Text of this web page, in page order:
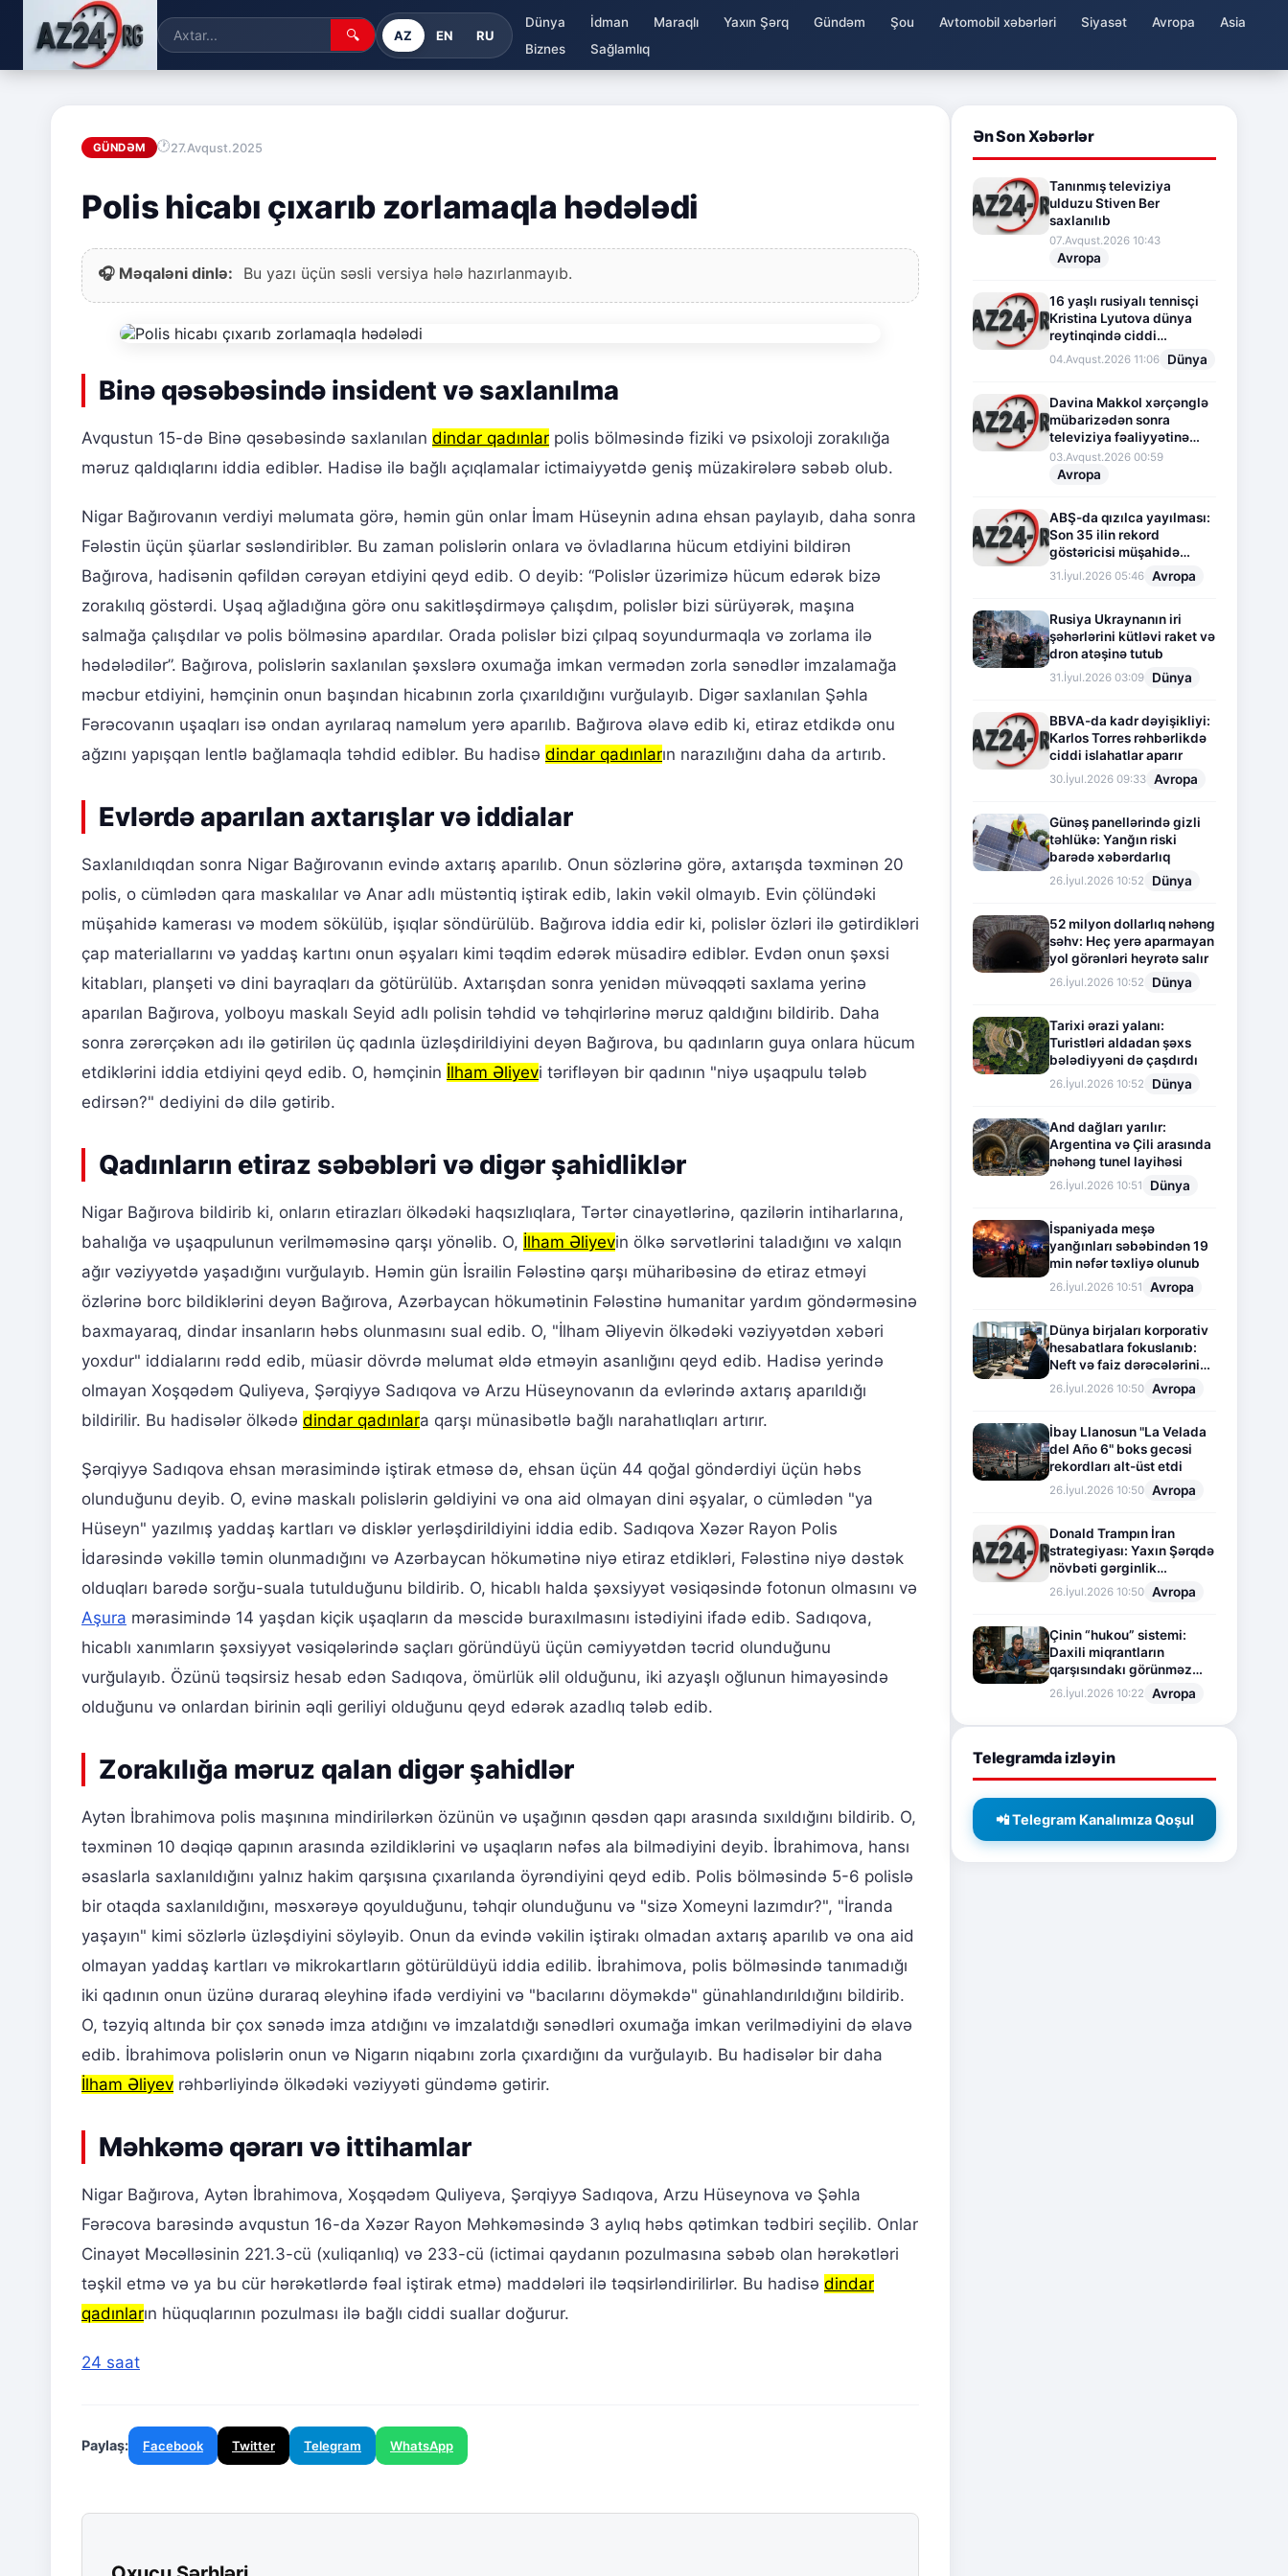
🔍 AZ EN RU
Dünya İdman Maraqlı Yaxın Şərq Gündəm Şou Avtomobil xəbərləri Siyasət Avropa
Asia
Biznes
Sağlamlıq
GÜNDƏM 27.Avqust.2025
Polis hicabı çıxarıb zorlamaqla hədələdi
🎧 Məqaləni dinlə: Bu yazı üçün səsli versiya hələ hazırlanmayıb.
Binə qəsəbəsində insident və saxlanılma
Avqustun 15-də Binə qəsəbəsində saxlanılan dindar qadınlar polis bölməsində fiziki və psixoloji zorakılığa
məruz qaldıqlarını iddia ediblər. Hadisə ilə bağlı açıqlamalar ictimaiyyətdə geniş müzakirələrə səbəb olub.
Nigar Bağırovanın verdiyi məlumata görə, həmin gün onlar İmam Hüseynin adına ehsan paylayıb, daha sonra
Fələstin üçün şüarlar səsləndiriblər. Bu zaman polislərin onlara və övladlarına hücum etdiyini bildirən
Bağırova, hadisənin qəfildən cərəyan etdiyini qeyd edib. O deyib: “Polislər üzərimizə hücum edərək bizə
zorakılıq göstərdi. Uşaq ağladığına görə onu sakitləşdirməyə çalışdım, polislər bizi sürüyərək, maşına
salmağa çalışdılar və polis bölməsinə apardılar. Orada polislər bizi çılpaq soyundurmaqla və zorlama ilə
hədələdilər”. Bağırova, polislərin saxlanılan şəxslərə oxumağa imkan vermədən zorla sənədlər imzalamağa
məcbur etdiyini, həmçinin onun başından hicabının zorla çıxarıldığını vurğulayıb. Digər saxlanılan Şəhla
Fərəcovanın uşaqları isə ondan ayrılaraq naməlum yerə aparılıb. Bağırova əlavə edib ki, etiraz etdikdə onu
ağzını yapışqan lentlə bağlamaqla təhdid ediblər. Bu hadisə dindar qadınların narazılığını daha da artırıb.
Evlərdə aparılan axtarışlar və iddialar
Saxlanıldıqdan sonra Nigar Bağırovanın evində axtarış aparılıb. Onun sözlərinə görə, axtarışda təxminən 20
polis, o cümlədən qara maskalılar və Anar adlı müstəntiq iştirak edib, lakin vəkil olmayıb. Evin çölündəki
müşahidə kamerası və modem sökülüb, işıqlar söndürülüb. Bağırova iddia edir ki, polislər özləri ilə gətirdikləri
çap materiallarını və yaddaş kartını onun əşyaları kimi təqdim edərək müsadirə ediblər. Evdən onun şəxsi
kitabları, planşeti və dini bayraqları da götürülüb. Axtarışdan sonra yenidən müvəqqəti saxlama yerinə
aparılan Bağırova, yolboyu maskalı Seyid adlı polisin təhdid və təhqirlərinə məruz qaldığını bildirib. Daha
sonra zərərçəkən adı ilə gətirilən üç qadınla üzləşdirildiyini deyən Bağırova, bu qadınların guya onlara hücum
etdiklərini iddia etdiyini qeyd edib. O, həmçinin İlham Əliyevi tərifləyən bir qadının "niyə uşaqpulu tələb
edirsən?" dediyini də dilə gətirib.
Qadınların etiraz səbəbləri və digər şahidliklər
Nigar Bağırova bildirib ki, onların etirazları ölkədəki haqsızlıqlara, Tərtər cinayətlərinə, qazilərin intiharlarına,
bahalığa və uşaqpulunun verilməməsinə qarşı yönəlib. O, İlham Əliyevin ölkə sərvətlərini taladığını və xalqın
ağır vəziyyətdə yaşadığını vurğulayıb. Həmin gün İsrailin Fələstinə qarşı müharibəsinə də etiraz etməyi
özlərinə borc bildiklərini deyən Bağırova, Azərbaycan hökumətinin Fələstinə humanitar yardım göndərməsinə
baxmayaraq, dindar insanların həbs olunmasını sual edib. O, "İlham Əliyevin ölkədəki vəziyyətdən xəbəri
yoxdur" iddialarını rədd edib, müasir dövrdə məlumat əldə etməyin asanlığını qeyd edib. Hadisə yerində
olmayan Xoşqədəm Quliyeva, Şərqiyyə Sadıqova və Arzu Hüseynovanın da evlərində axtarış aparıldığı
bildirilir. Bu hadisələr ölkədə dindar qadınlara qarşı münasibətlə bağlı narahatlıqları artırır.
Şərqiyyə Sadıqova ehsan mərasimində iştirak etməsə də, ehsan üçün 44 qoğal göndərdiyi üçün həbs
olunduğunu deyib. O, evinə maskalı polislərin gəldiyini və ona aid olmayan dini əşyalar, o cümlədən "ya
Hüseyn" yazılmış yaddaş kartları və disklər yerləşdirildiyini iddia edib. Sadıqova Xəzər Rayon Polis
İdarəsində vəkillə təmin olunmadığını və Azərbaycan hökumətinə niyə etiraz etdikləri, Fələstinə niyə dəstək
olduqları barədə sorğu-suala tutulduğunu bildirib. O, hicablı halda şəxsiyyət vəsiqəsində fotonun olmasını və
Aşura mərasimində 14 yaşdan kiçik uşaqların da məscidə buraxılmasını istədiyini ifadə edib. Sadıqova,
hicablı xanımların şəxsiyyət vəsiqələrində saçları göründüyü üçün cəmiyyətdən təcrid olunduğunu
vurğulayıb. Özünü təqsirsiz hesab edən Sadıqova, ömürlük əlil olduğunu, iki azyaşlı oğlunun himayəsində
olduğunu və onlardan birinin əqli geriliyi olduğunu qeyd edərək azadlıq tələb edib.
Zorakılığa məruz qalan digər şahidlər
Aytən İbrahimova polis maşınına mindirilərkən özünün və uşağının qəsdən qapı arasında sıxıldığını bildirib. O,
təxminən 10 dəqiqə qapının arasında əzildiklərini və uşaqların nəfəs ala bilmədiyini deyib. İbrahimova, hansı
əsaslarla saxlanıldığını yalnız hakim qarşısına çıxarılanda öyrəndiyini qeyd edib. Polis bölməsində 5-6 polislə
bir otaqda saxlanıldığını, məsxərəyə qoyulduğunu, təhqir olunduğunu və "sizə Xomeyni lazımdır?", "İranda
yaşayın" kimi sözlərlə üzləşdiyini söyləyib. Onun da evində vəkilin iştirakı olmadan axtarış aparılıb və ona aid
olmayan yaddaş kartları və mikrokartların götürüldüyü iddia edilib. İbrahimova, polis bölməsində tanımadığı
iki qadının onun üzünə duraraq əleyhinə ifadə verdiyini və "bacılarını döyməkdə" günahlandırıldığını bildirib.
O, təzyiq altında bir çox sənədə imza atdığını və imzalatdığı sənədləri oxumağa imkan verilmədiyini də əlavə
edib. İbrahimova polislərin onun və Nigarın niqabını zorla çıxardığını da vurğulayıb. Bu hadisələr bir daha
İlham Əliyev rəhbərliyində ölkədəki vəziyyəti gündəmə gətirir.
Məhkəmə qərarı və ittihamlar
Nigar Bağırova, Aytən İbrahimova, Xoşqədəm Quliyeva, Şərqiyyə Sadıqova, Arzu Hüseynova və Şəhla
Fərəcova barəsində avqustun 16-da Xəzər Rayon Məhkəməsində 3 aylıq həbs qətimkan tədbiri seçilib. Onlar
Cinayət Məcəlləsinin 221.3-cü (xuliqanlıq) və 233-cü (ictimai qaydanın pozulmasına səbəb olan hərəkətləri
təşkil etmə və ya bu cür hərəkətlərdə fəal iştirak etmə) maddələri ilə təqsirləndirilirlər. Bu hadisə dindar
qadınların hüquqlarının pozulması ilə bağlı ciddi suallar doğurur.
24 saat
Paylaş: Facebook Twitter Telegram WhatsApp
Ən Son Xəbərlər
Tanınmış televiziya
ulduzu Stiven Ber
saxlanılıb
07.Avqust.2026 10:43
Avropa
16 yaşlı rusiyalı tennisçi
Kristina Lyutova dünya
reytinqində ciddi
irəliləyişə imza atdı
04.Avqust.2026 11:06 Dünya
Davina Makkol xərçənglə
mübarizədən sonra
televiziya fəaliyyətinə
fasilə verir
03.Avqust.2026 00:59
Avropa
ABŞ-da qızılca yayılması:
Son 35 ilin rekord
göstəricisi müşahidə
olunur
31.İyul.2026 05:46 Avropa
Rusiya Ukraynanın iri
şəhərlərini kütləvi raket və
dron atəşinə tutub
31.İyul.2026 03:09 Dünya
BBVA-da kadr dəyişikliyi:
Karlos Torres rəhbərlikdə
ciddi islahatlar aparır
30.İyul.2026 09:33 Avropa
Günəş panellərində gizli
təhlükə: Yanğın riski
barədə xəbərdarlıq
26.İyul.2026 10:52 Dünya
52 milyon dollarlıq nəhəng
səhv: Heç yerə aparmayan
yol görənləri heyrətə salır
26.İyul.2026 10:52 Dünya
Tarixi ərazi yalanı:
Turistləri aldadan şəxs
bələdiyyəni də çaşdırdı
26.İyul.2026 10:52 Dünya
And dağları yarılır:
Argentina və Çili arasında
nəhəng tunel layihəsi
26.İyul.2026 10:51 Dünya
İspaniyada meşə
yanğınları səbəbindən 19
min nəfər təxliyə olunub
26.İyul.2026 10:51 Avropa
Dünya birjaları korporativ
hesabatlara fokuslanıb:
Neft və faiz dərəcələrinin
təsiri altında cari vəziyyət
26.İyul.2026 10:50 Avropa
İbay Llanosun "La Velada
del Año 6" boks gecəsi
rekordları alt-üst etdi
26.İyul.2026 10:50 Avropa
Donald Trampın İran
strategiyası: Yaxın Şərqdə
növbəti gərginlik
mərhələsi
26.İyul.2026 10:50 Avropa
Çinin “hukou” sistemi:
Daxili miqrantların
qarşısındakı görünməz
sədd
26.İyul.2026 10:22 Avropa
Telegramda izləyin
📲 Telegram Kanalımıza Qoşul